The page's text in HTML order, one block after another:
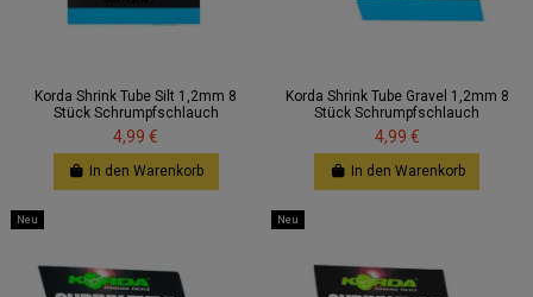
Korda Shrink Tube Silt 1,2mm 8
Stück Schrumpfschlauch
4,99 €
In den Warenkorb
Korda Shrink Tube Gravel 1,2mm 8
Stück Schrumpfschlauch
4,99 €
In den Warenkorb
Neu Neu